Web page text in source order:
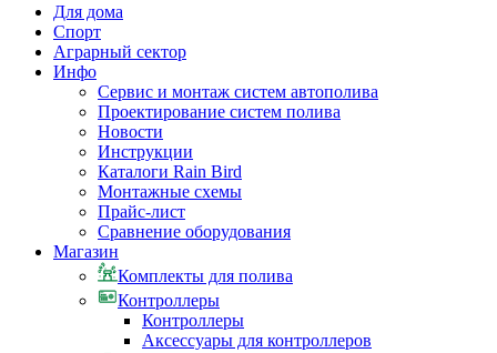
Для дома
Спорт
Аграрный сектор
Инфо
Сервис и монтаж систем автополива
Проектирование систем полива
Новости
Инструкции
Каталоги Rain Bird
Монтажные схемы
Прайс-лист
Сравнение оборудования
Магазин
Комплекты для полива
Контроллеры
Контроллеры
Аксессуары для контроллеров